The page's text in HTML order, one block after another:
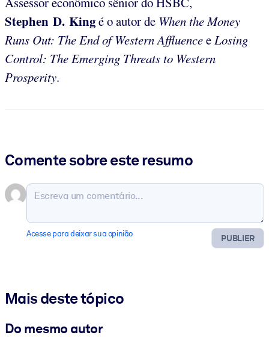
Stephen D. Kingé o autor de When the Money
Runs Out: The End of Western AffluenceeLosing
Control: The Emerging Threats to Western
Prosperity.
Comente sobre este resumo
PUBLIER
Acesse para deixar sua opinião
Mais deste tópico
Do mesmo autor